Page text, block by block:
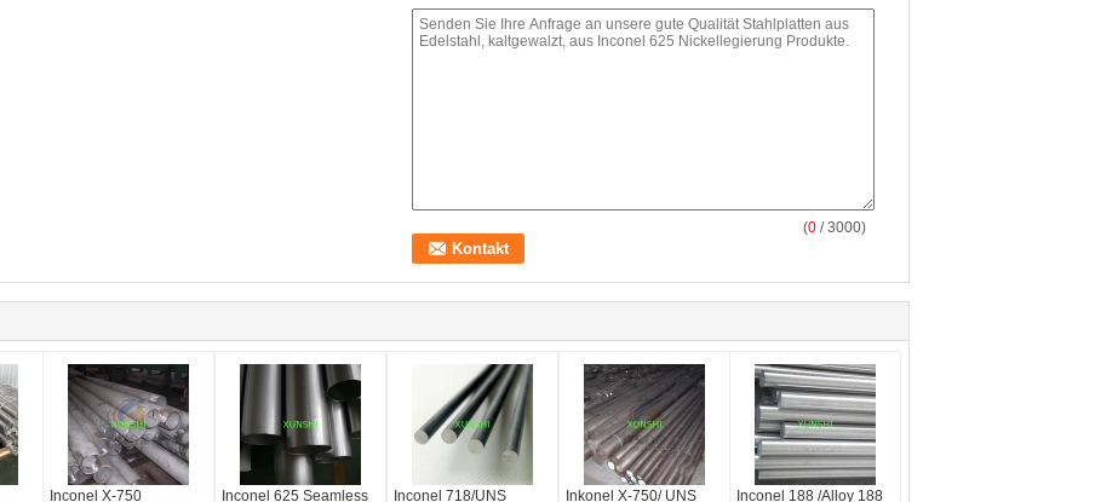
(0 / 3000)
Inconel X-750 Inconel 625 Seamless Inconel 718/UNS Inkonel X-750/ UNS Inconel 188 /Alloy 188